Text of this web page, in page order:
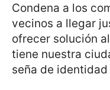
Condena a los
vecinos a llegar
ofrecer solución
tiene nuestra
seña de identidad